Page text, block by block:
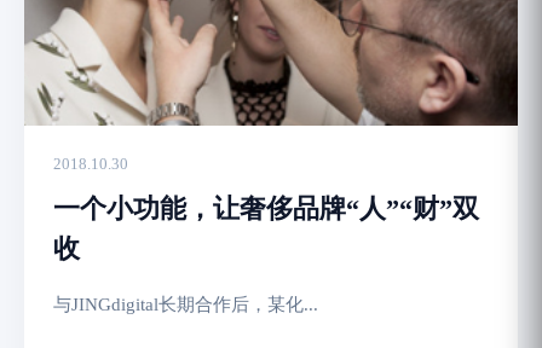
2018.10.30
一个小功能，让奢侈品牌“人”“财”双
收
与JINGdigital长期合作后，某化...